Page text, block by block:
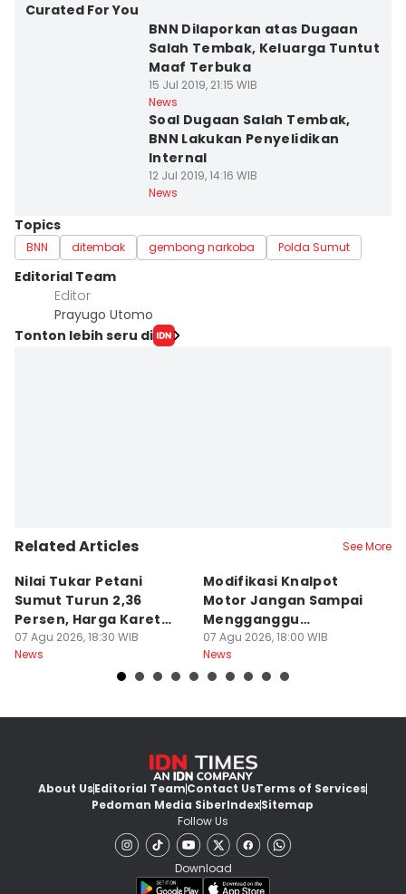
Curated For You
BNN Dilaporkan atas Dugaan
Salah Tembak, Keluarga Tuntut
Maaf Terbuka
15 Jul 2019, 21:15 WIB
News
Soal Dugaan Salah Tembak,
BNN Lakukan Penyelidikan
Internal
12 Jul 2019, 14:16 WIB
News
Topics
BNN ditembak gembong narkoba Polda Sumut
Editorial Team
Editor
Prayugo Utomo
Tonton lebih seru di
Related Articles See More
Nilai Tukar Petani
Sumut Turun 2,36
Persen, Harga Karet
Jadi Pemicu Utama
07 Agu 2026, 18:30 WIB
News
Modifikasi Knalpot
Motor Jangan Sampai
Mengganggu
Pengendara Lain
07 Agu 2026, 18:00 WIB
News
About UsEditorial TeamContact UsTerms of Services
Pedoman Media SiberIndexSitemap
Follow Us
Download